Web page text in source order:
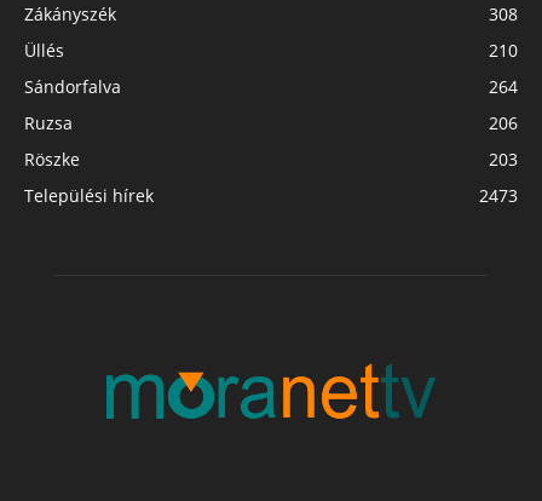
Zákányszék
308
Üllés
210
Sándorfalva
264
Ruzsa
206
Röszke
203
Települési hírek
2473